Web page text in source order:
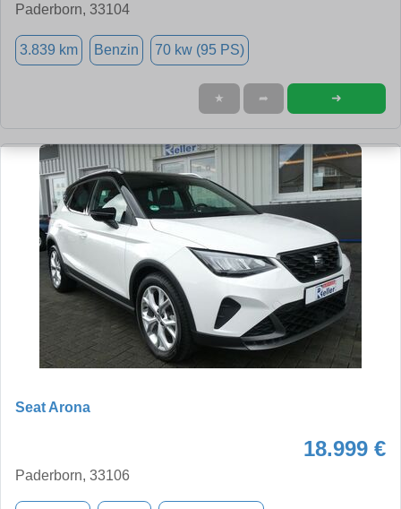
Paderborn, 33104
3.839 km Benzin 70 kw (95 PS)
★ ➦ ➜
Seat Arona
18.999 €
Paderborn, 33106